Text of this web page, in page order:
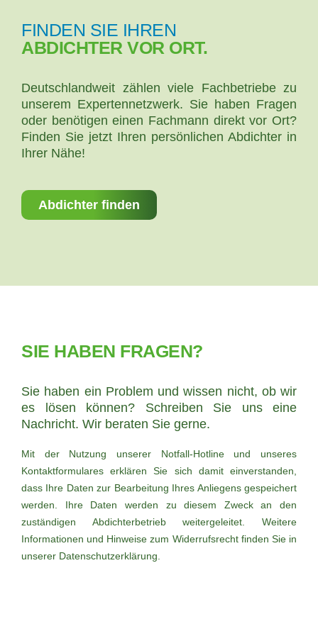
FINDEN SIE IHREN
ABDICHTER VOR ORT.
Deutschlandweit zählen viele Fachbetriebe zu
unserem Expertennetzwerk. Sie haben Fragen
oder benötigen einen Fachmann direkt vor Ort?
Finden Sie jetzt Ihren persönlichen Abdichter in
Ihrer Nähe!
Abdichter finden
SIE HABEN FRAGEN?
Sie haben ein Problem und wissen nicht, ob wir
es lösen können? Schreiben Sie uns eine
Nachricht. Wir beraten Sie gerne.
Mit der Nutzung unserer Notfall-Hotline und unseres
Kontaktformulares erklären Sie sich damit einverstanden,
dass Ihre Daten zur Bearbeitung Ihres Anliegens gespeichert
werden. Ihre Daten werden zu diesem Zweck an den
zuständigen Abdichterbetrieb weitergeleitet. Weitere
Informationen und Hinweise zum Widerrufsrecht finden Sie in
unserer Datenschutzerklärung